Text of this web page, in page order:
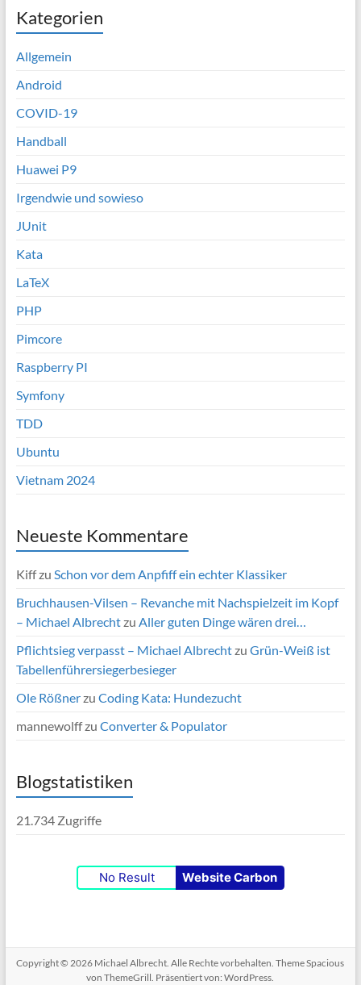
Kategorien
Allgemein
Android
COVID-19
Handball
Huawei P9
Irgendwie und sowieso
JUnit
Kata
LaTeX
PHP
Pimcore
Raspberry PI
Symfony
TDD
Ubuntu
Vietnam 2024
Neueste Kommentare
Kiffzu Schon vor dem Anpfiff ein echter Klassiker
Bruchhausen-Vilsen – Revanche mit Nachspielzeit im Kopf
– Michael Albrechtzu Aller guten Dinge wären drei…
Pflichtsieg verpasst – Michael Albrechtzu Grün-Weiß ist
Tabellenführersiegerbesieger
Ole Rößnerzu Coding Kata: Hundezucht
mannewolffzu Converter & Populator
Blogstatistiken
21.734 Zugriffe
No Result Website Carbon
Copyright © 2026 Michael Albrecht . Alle Rechte vorbehalten. ThemeSpacious
von ThemeGrill. Präsentiert von:WordPress